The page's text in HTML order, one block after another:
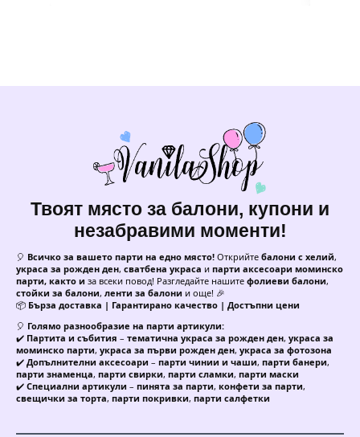
Твоят място за балони, купони и
незабравими моменти!
🎈 Всичко за вашето парти на едно място! Открийте балони с хелий,
украса за рожден ден, сватбена украса и парти аксесоари моминско
парти, както и за всеки повод! Разгледайте нашите фолиеви балони,
стойки за балони, ленти за балони и още! 🎉
📦 Бърза доставка | Гарантирано качество | Достъпни цени
🎈 Голямо разнообразие на парти артикули:
✔️ Партита и събития – тематична украса за рожден ден, украса за
моминско парти, украса за първи рожден ден, украса за фотозона
✔️ Допълнителни аксесоари – парти чинии и чаши, парти банери,
парти знаменца, парти свирки, парти сламки, парти маски
✔️ Специални артикули – пинята за парти, конфети за парти,
свещички за торта, парти покривки, парти салфетки